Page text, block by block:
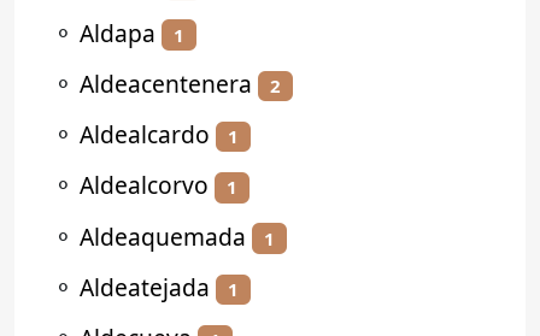
⚬ Aldapa 1
⚬ Aldeacentenera 2
⚬ Aldealcardo 1
⚬ Aldealcorvo 1
⚬ Aldeaquemada 1
⚬ Aldeatejada 1